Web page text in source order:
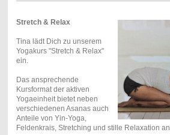
Stretch & Relax
Tina lädt Dich zu unserem
Yogakurs "Stretch & Relax"
ein.
Das ansprechende
Kursformat der aktiven
Yogaeinheit bietet neben
verschiedenen Asanas auch
Anteile von Yin-Yoga,
Feldenkrais, Stretching und stille Relaxation an.